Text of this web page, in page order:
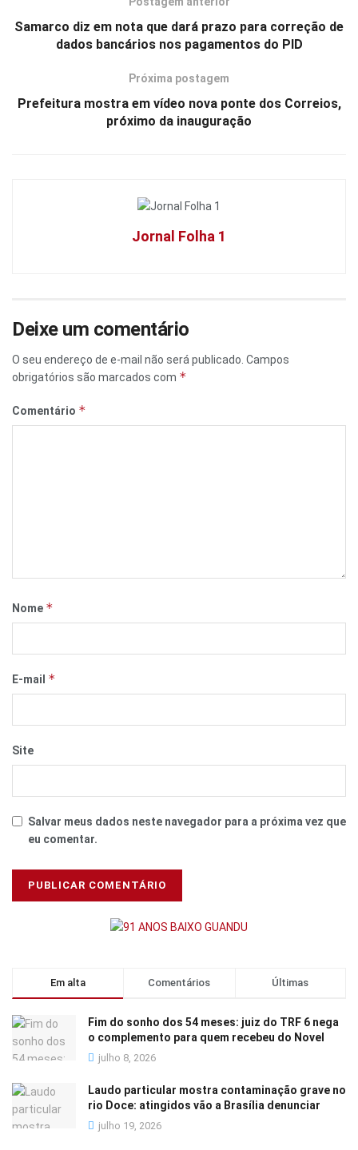
Samarco diz em nota que dará prazo para correção de
dados bancários nos pagamentos do PID
Próxima postagem
Prefeitura mostra em vídeo nova ponte dos Correios,
próximo da inauguração
Jornal Folha 1
Deixe um comentário
O seu endereço de e-mail não será publicado. Campos
obrigatórios são marcados com *
Comentário *
Nome *
E-mail *
Site
Salvar meus dados neste navegador para a próxima vez que
eu comentar.
Em alta Comentários Últimas
Fim do sonho dos 54 meses: juiz do TRF 6 nega
o complemento para quem recebeu do Novel
julho 8, 2026
Laudo particular mostra contaminação grave no
rio Doce: atingidos vão a Brasília denunciar
julho 19, 2026